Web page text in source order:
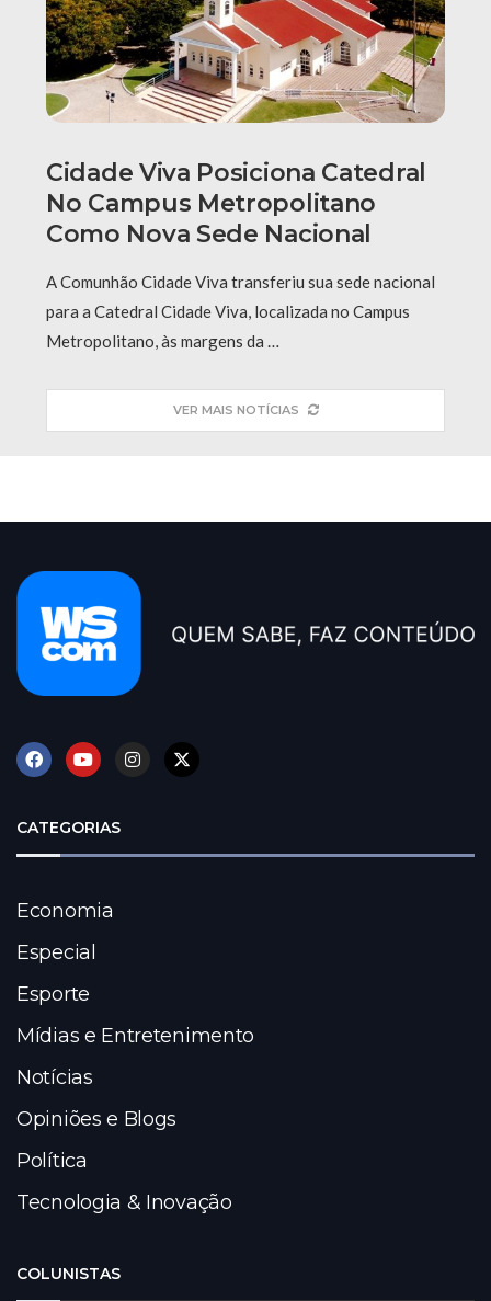
Cidade Viva Posiciona Catedral
No Campus Metropolitano
Como Nova Sede Nacional
A Comunhão Cidade Viva transferiu sua sede nacional
para a Catedral Cidade Viva, localizada no Campus
Metropolitano, às margens da …
VER MAIS NOTÍCIAS
CATEGORIAS
Economia
Especial
Esporte
Mídias e Entretenimento
Notícias
Opiniões e Blogs
Política
Tecnologia & Inovação
COLUNISTAS